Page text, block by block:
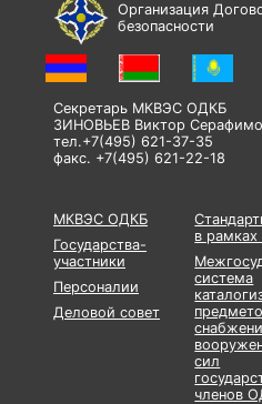
Организация
безопасности
Секретарь МКВЭС ОДКБ
ЗИНОВЬЕВ Виктор
тел.+7(495) 621-37-35
факс. +7(495) 621-22-18
МКВЭС ОДКБ
Государства-
участники
Персоналии
Деловой совет
в
система
сил
членов